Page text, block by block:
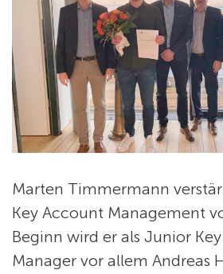
Marten Timmermann
Key Account Management
Beginn wird er als Junior
Manager vor allem Andreas